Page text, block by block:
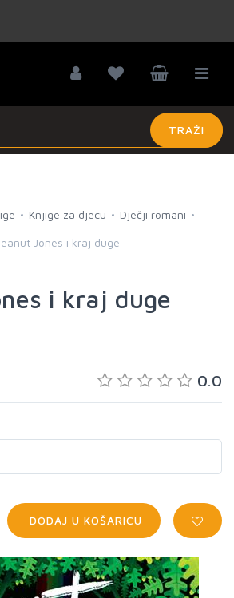
TRAŽI
Knjige za djecu Dječji romani
Jones i kraj duge
i kraj duge
0.0
DODAJ U KOŠARICU